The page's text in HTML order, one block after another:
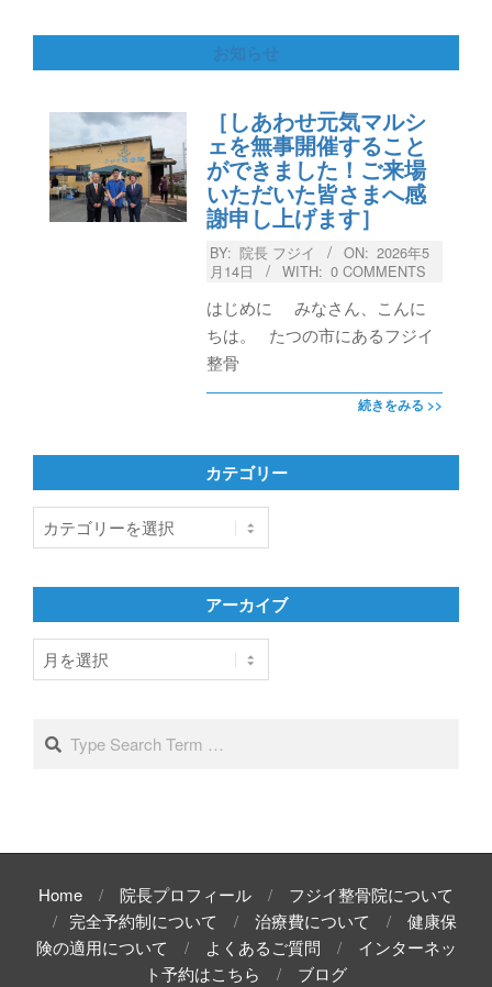
お知らせ
［しあわせ元気マルシ
ェを無事開催すること
ができました！ご来場
いただいた皆さまへ感
謝申し上げます］
BY: 院長 フジイ ON: 2026年5
月14日
WITH: 0 COMMENTS
はじめに みなさん、こんに
ちは。 たつの市にあるフジイ
整骨
続きをみる >>
カテゴリー
テ
リ
アーカイブ
ア
ー
ブ
Home 院長プロフィール
フジイ整骨院について
完全予約制について
治療費について
健康保
険の適用について
よくあるご質問
インターネッ
ト予約はこちら
ブログ